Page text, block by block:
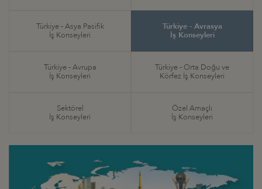
Türkiye - Asya Pasifik
İş Konseyleri
Türkiye - Avrasya
İş Konseyleri
Türkiye - Avrupa
İş Konseyleri
Türkiye - Orta Doğu ve
Körfez İş Konseyleri
Sektörel
İş Konseyleri
Özel Amaçlı
İş Konseyleri